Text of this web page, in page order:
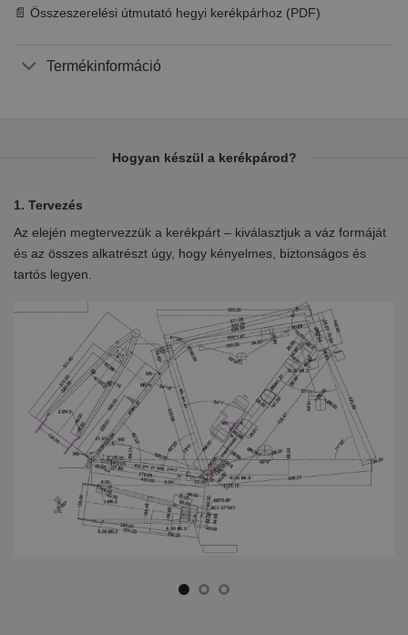
📄 Összeszerelési útmutató hegyi kerékpárhoz (PDF)
Termékinformáció
Hogyan készül a kerékpárod?
1. Tervezés
Az elején megtervezzük a kerékpárt – kiválasztjuk a váz formáját
és az összes alkatrészt úgy, hogy kényelmes, biztonságos és
tartós legyen.